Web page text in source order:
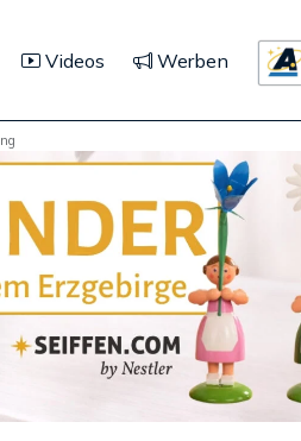
Videos Werben